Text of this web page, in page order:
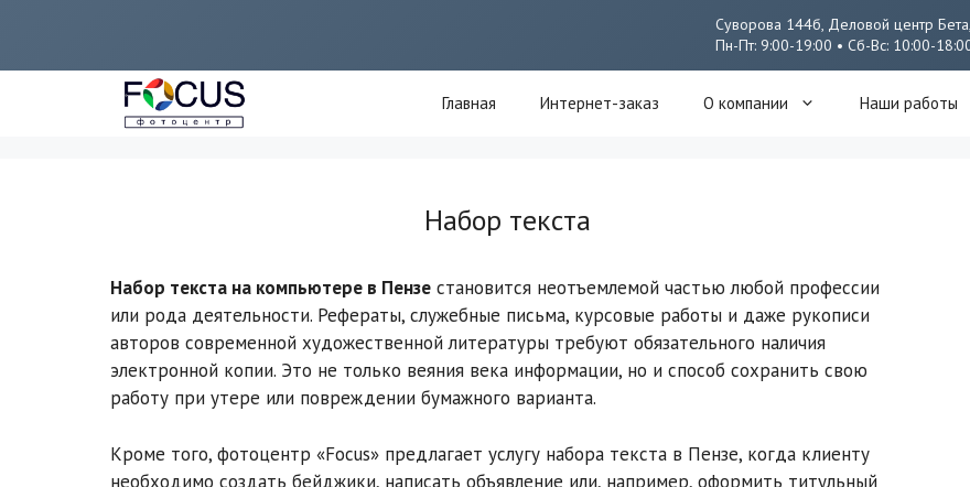
содержимому
Суворова 144б, Деловой центр
Пн-Пт: 9:00-19:00 • Сб-Вс: 10:00-
Главная Интернет-заказ О компании Наши работы
Набор текста
Набор текста на компьютере в Пензе становится неотъемлемой частью любой профессии
или рода деятельности. Рефераты, служебные письма, курсовые работы и даже рукописи
авторов современной художественной литературы требуют обязательного наличия
электронной копии. Это не только веяния века информации, но и способ сохранить свою
работу при утере или повреждении бумажного варианта.
Кроме того, фотоцентр «Focus» предлагает услугу набора текста в Пензе, когда клиенту
необходимо создать бейджики, написать объявление или, например, оформить титульный